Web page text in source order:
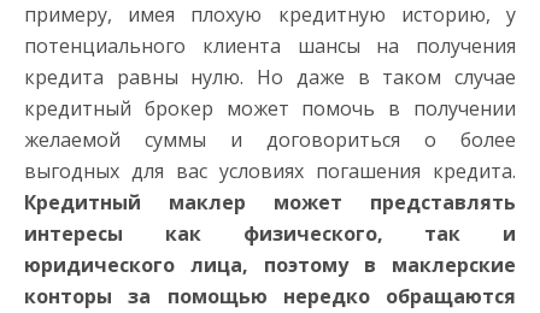
примеру, имея плохую кредитную историю, у
потенциального клиента шансы на получения
кредита равны нулю. Но даже в таком случае
кредитный брокер может помочь в получении
желаемой суммы и договориться о более
выгодных для вас условиях погашения кредита.
Кредитный маклер может представлять
интересы как физического, так и
юридического лица, поэтому в маклерские
конторы за помощью нередко обращаются